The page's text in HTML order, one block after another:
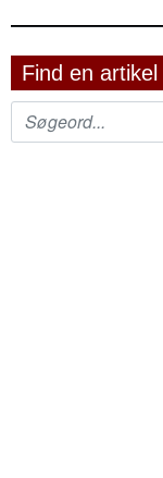
Find en artikel